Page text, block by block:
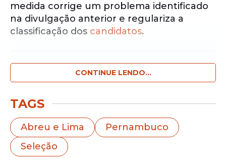
medida corrige um problema identificado
na divulgação anterior e regulariza a
classificação dos candidatos.
Notícias pelo WhatsApp
Receba as notícias exclusivas do
de Prefeiturapelo nosso canal.
De acordo com o município, a publicação
inicial apresentou informações
CONTINUE LENDO...
TAGS
Abreu e Lima
Pernambuco
Seleção